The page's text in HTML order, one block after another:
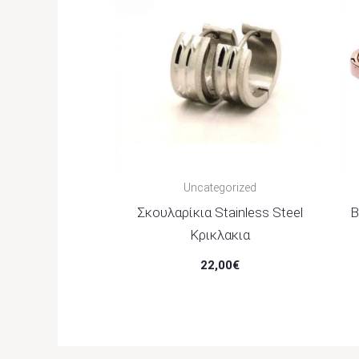
Uncategorized
Σκουλαρίκια Stainless Steel
Κρικλακια
22,00€